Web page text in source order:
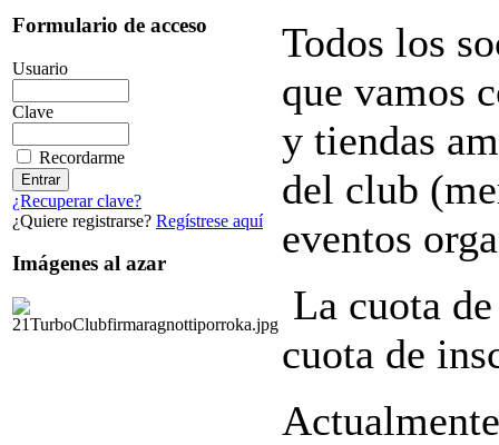
Formulario de acceso
Usuario
Clave
Recordarme
¿Recuperar clave?
¿Quiere registrarse? Regístrese aquí
Imágenes al azar
Todos los
que vamos
y tiendas
del club
eventos
La cuota
cuota de